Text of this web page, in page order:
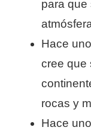
para que
Hace
cree que
rocas y
Hace